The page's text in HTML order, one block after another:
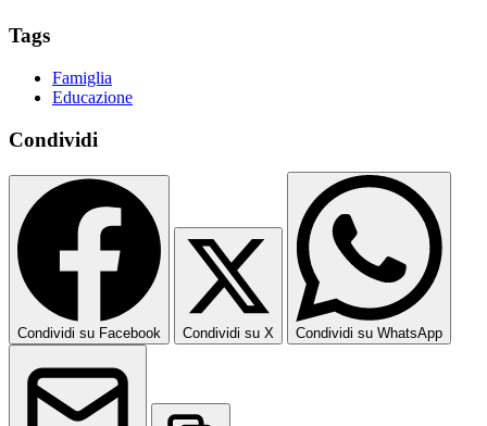
Tags
Famiglia
Educazione
Condividi
Condividi su Facebook Condividi su X Condividi su WhatsApp